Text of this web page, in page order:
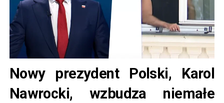
Nowy prezydent Polski, Karol
Nawrocki, wzbudza niemałe